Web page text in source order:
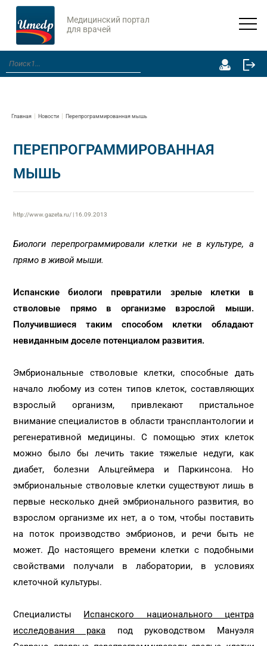
Медицинский портал
для врачей
Главная Новости Перепрограммированная мышь
ПЕРЕПРОГРАММИРОВАННАЯ
МЫШЬ
http://www.gazeta.ru/ | 16.09.2013
Биологи перепрограммировали клетки не в культуре, а
прямо в живой мыши.
Испанские биологи превратили зрелые клетки в
стволовые прямо в организме взрослой мыши.
Получившиеся таким способом клетки обладают
невиданным доселе потенциалом развития.
Эмбриональные стволовые клетки, способные дать
начало любому из сотен типов клеток, составляющих
взрослый организм, привлекают пристальное
внимание специалистов в области трансплантологии и
регенеративной медицины. С помощью этих клеток
можно было бы лечить такие тяжелые недуги, как
диабет, болезни Альцгеймера и Паркинсона. Но
эмбриональные cтволовые клетки существуют лишь в
первые несколько дней эмбрионального развития, во
взрослом организме их нет, а о том, чтобы поставить
на поток производство эмбрионов, и речи быть не
может. До настоящего времени клетки с подобными
свойствами получали в лаборатории, в условиях
клеточной культуры.
Специалисты Испанского национального центра
исследования ракапод руководством Мануэля